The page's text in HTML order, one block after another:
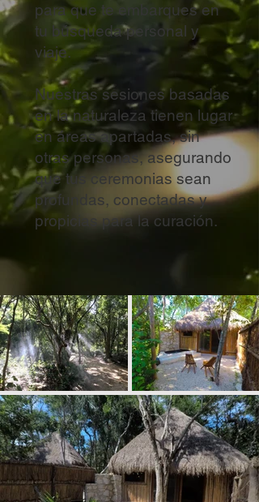
para que te embarques en
tu búsqueda personal y
viaje.
Nuestras sesiones basadas
en la naturaleza tienen lugar
en áreas apartadas, sin
otras personas, asegurando
que tus ceremonias sean
profundas, conectadas y
propicias para la curación.